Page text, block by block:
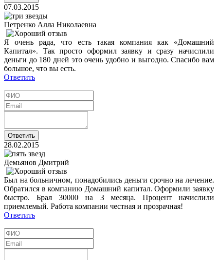
07.03.2015
Петренко Алла Николаевна
Я очень рада, что есть такая компания как «Домашний
Капитал». Так просто оформил заявку и сразу начислили
деньги до 180 дней это очень удобно и выгодно. Спасибо вам
большое, что вы есть.
Ответить
28.02.2015
Демьянов Дмитрий
Был на больничном, понадобились деньги срочно на лечение.
Обратился в компанию Домашний капитал. Оформили заявку
быстро. Брал 30000 на 3 месяца. Процент начислили
приемлемый. Работа компании честная и прозрачная!
Ответить